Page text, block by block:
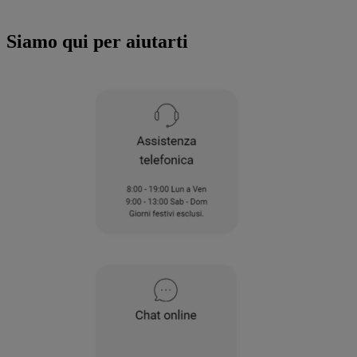
Siamo qui per aiutarti
condivisione dei tuoi dati con terze parti
per tali finalità. Accedendo alla sezione
specifico le tue preferenze.